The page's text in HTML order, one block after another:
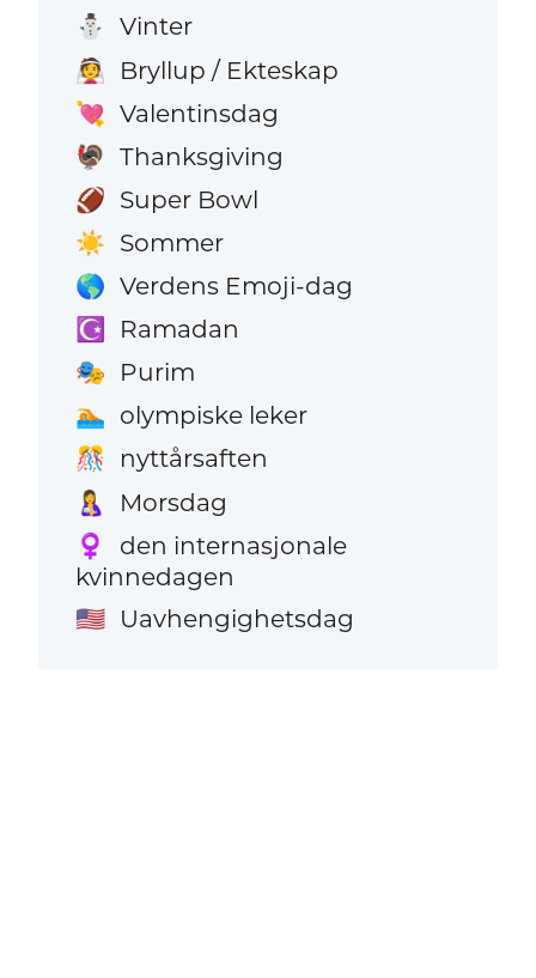
⛄ Vinter
👰 Bryllup / Ekteskap
💘 Valentinsdag
🦃 Thanksgiving
🏈 Super Bowl
☀️ Sommer
🌎 Verdens Emoji-dag
☪️ Ramadan
🎭 Purim
🏊 olympiske leker
🎊 nyttårsaften
🤱 Morsdag
♀️
den internasjonale
kvinnedagen
🇺🇸 Uavhengighetsdag